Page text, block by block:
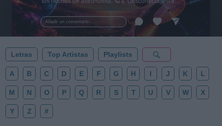
Añadir un comentario ...
al firmamento y siente la gravedad cero. 💾 ¡Guarda
esta colección para tu próxima noche estrellada!
✨⭐
Letras Top Artistas Playlists
A B C D E F G H I J K L
M N O P Q R S T U V W X
Y Z #